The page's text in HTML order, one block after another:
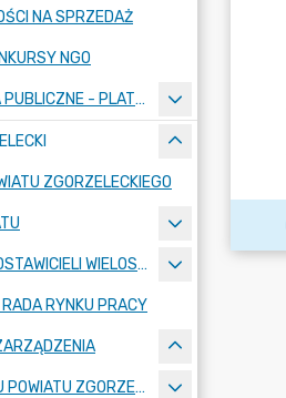
NA SPRZEDAŻ
NGO
ZAMÓWIENIA PUBLICZNE - PLATFORMA ZAKUPOWA
ZGORZELECKIEGO
RADA PRZEDSTAWICIELI WIELOSPECJALISTYCZNEGO ZESPOŁU OPIEKI ZDROWOTNEJ "BOLESŁAWIEC-ZGORZELEC" SAMODZIELNEGO PUBLICZNEGO ZAKŁADU OPIEKI ZDROWOTNEJ
RADA RYNKU PRACY
ZARZĄDU POWIATU ZGORZELECKIEGO